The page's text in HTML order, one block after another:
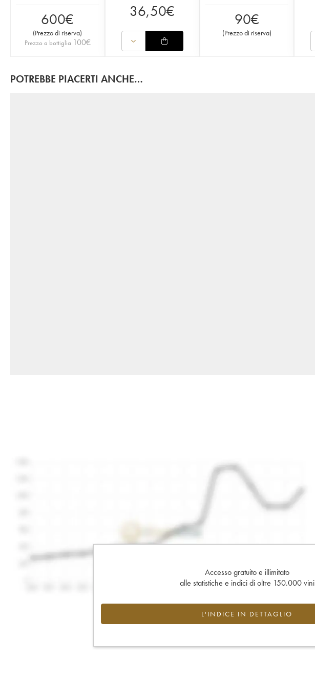
600€
(Prezzo di riserva)
Prezzo a bottiglia 100€
36,50€ 90€
(Prezzo di riserva)
POTREBBE PIACERTI ANCHE…
Accesso gratuito e illimitato
alle statistiche e indici di oltre 150.000 vini
L'INDICE IN DETTAGLIO